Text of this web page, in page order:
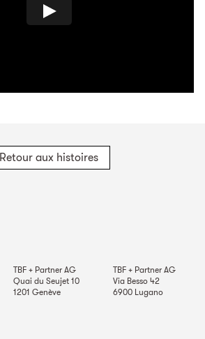
Retour aux histoires
TBF + Partner AG
Quai du Seujet 10
1201 Genève
TBF + Partner AG
Via Besso 42
6900 Lugano